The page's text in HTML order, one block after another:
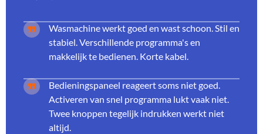
Wasmachine werkt goed en wast schoon. Stil en
stabiel. Verschillende programma's en
makkelijk te bedienen. Korte kabel.
Bedieningspaneel reageert soms niet goed.
Activeren van snel programma lukt vaak niet.
Twee knoppen tegelijk indrukken werkt niet
altijd.